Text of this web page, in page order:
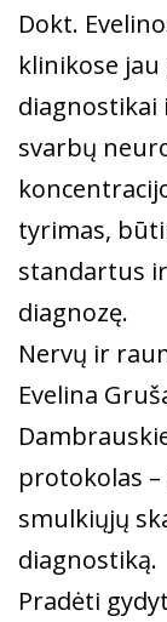
Dokt.
klinikose
diagnostikai
svarbų
tyrimas,
standartus
diagnozę.
Nervų ir
Evelina
protokolas
smulkiųjų
diagnostiką.
Pradėti